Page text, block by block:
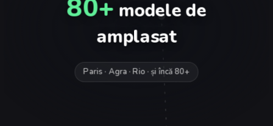
80+ modele de
amplasat
Paris · Agra · Rio · și încă 80+